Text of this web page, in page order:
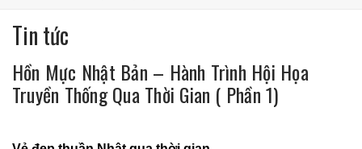
Tin tức
Hồn Mực Nhật Bản – Hành Trình Hội Họa
Truyền Thống Qua Thời Gian ( Phần 1)